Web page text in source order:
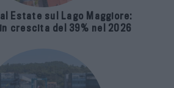
Estate sul Lago Maggiore:
crescita del 39% nel 2026